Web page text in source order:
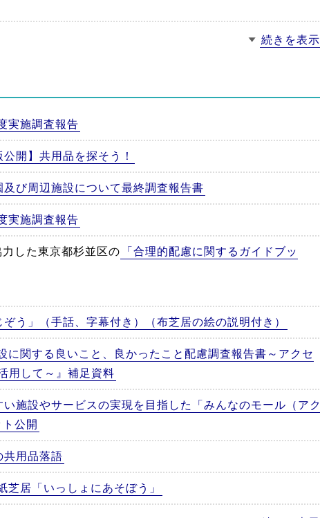
続きを表示
実施調査報告
開】共用品を探そう！
及び周辺施設について最終調査報告書
実施調査報告
力した東京都杉並区の
「合理的配慮に関するガイドブッ
う」（手話、字幕付き）（布芝居の絵の説明付き）
に関する良いこと、良かったこと配慮調査報告書～アクセ
用して～』補足資料
い施設やサービスの実現を目指した「みんなのモール（アク
公開
共用品落語
芝居「いっしょにあそぼう」